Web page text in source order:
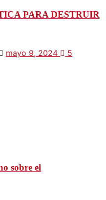
PARA DESTRUIR
mayo 9, 2024 5
sobre el